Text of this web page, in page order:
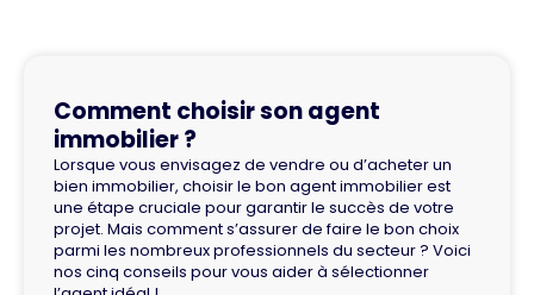
Comment choisir son agent
immobilier ?
Lorsque vous envisagez de vendre ou d’acheter un
bien immobilier, choisir le bon agent immobilier est
une étape cruciale pour garantir le succès de votre
projet. Mais comment s’assurer de faire le bon choix
parmi les nombreux professionnels du secteur ? Voici
nos cinq conseils pour vous aider à sélectionner